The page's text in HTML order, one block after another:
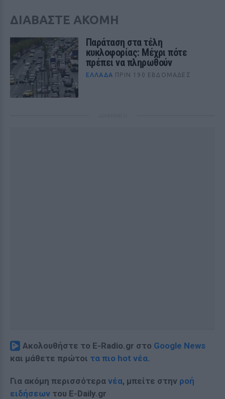
ΔΙΑΒΑΣΤΕ ΑΚΟΜΗ
Παράταση στα τέλη
κυκλοφορίας: Μέχρι πότε
πρέπει να πληρωθούν
ΕΛΛΆΔΑ ΠΡΙΝ 190 ΕΒΔΟΜΆΔΕΣ
Ακολουθήστε το E-Radio.gr στο Google News
και μάθετε πρώτοι τα πιο hot νέα.
Για ακόμη περισσότερα νέα, μπείτε στην ροή
ειδήσεων του E-Daily.gr